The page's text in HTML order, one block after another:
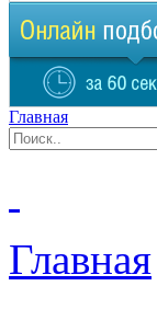
Главная
Главная